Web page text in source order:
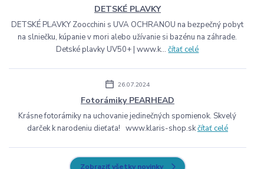
DETSKÉ PLAVKY
DETSKÉ PLAVKY Zoocchini s UVA OCHRANOU na bezpečný pobyt
na slniečku, kúpanie v mori alebo užívanie si bazénu na záhrade.
Detské plavky UV50+ | www.k...čítať celé
26.07.2024
Fotorámiky PEARHEAD
Krásne fotorámiky na uchovanie jedinečných spomienok. Skvelý
darček k narodeniu dieťaťa! www.klaris-shop.skčítať celé
Zobraziť všetky novinky